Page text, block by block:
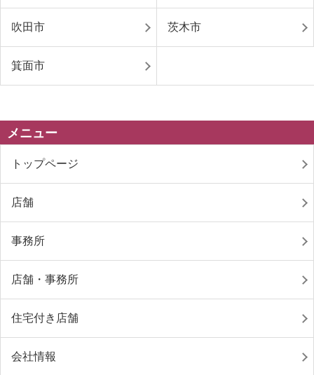
吹田市 茨木市
箕面市
メニュー
トップページ
店舗
事務所
店舗・事務所
住宅付き店舗
会社情報